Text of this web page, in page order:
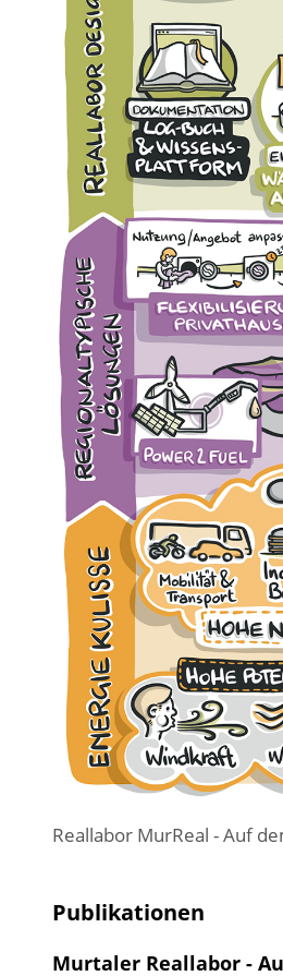
Reallabor MurReal - Auf
Publikationen
Murtaler Reallabor -